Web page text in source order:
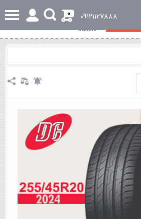
٠٩١٢١١٢٧٨٨٨ 0
مشخصات کلی نظرات